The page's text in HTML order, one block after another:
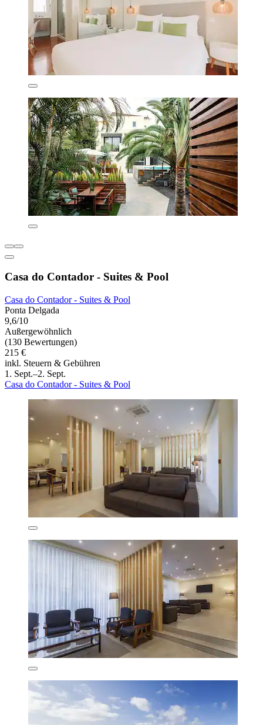
Casa do Contador - Suites & Pool
Casa do Contador - Suites & Pool
Ponta Delgada
9,6/10
Außergewöhnlich
(130 Bewertungen)
215 €
inkl. Steuern & Gebühren
1. Sept.–2. Sept.
Casa do Contador - Suites & Pool